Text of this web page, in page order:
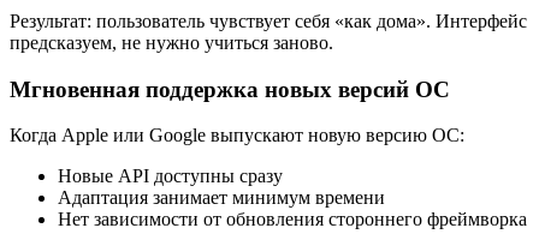
Результат: пользователь чувствует себя «как дома». Интерфейс
предсказуем, не нужно учиться заново.
Мгновенная поддержка новых версий ОС
Когда Apple или Google выпускают новую версию ОС:
Новые API доступны сразу
Адаптация занимает минимум времени
Нет зависимости от обновления стороннего фреймворка